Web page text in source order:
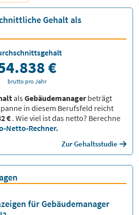
Gehalt als
alsGebäudemanagerbeträgt
in diesem Berufsfeld reicht
€ . Wie viel ist das netto? Berechne
Netto-Rechner.
Zur Gehaltsstudie
€
brutto pro Jahr
für Gebäudemanager